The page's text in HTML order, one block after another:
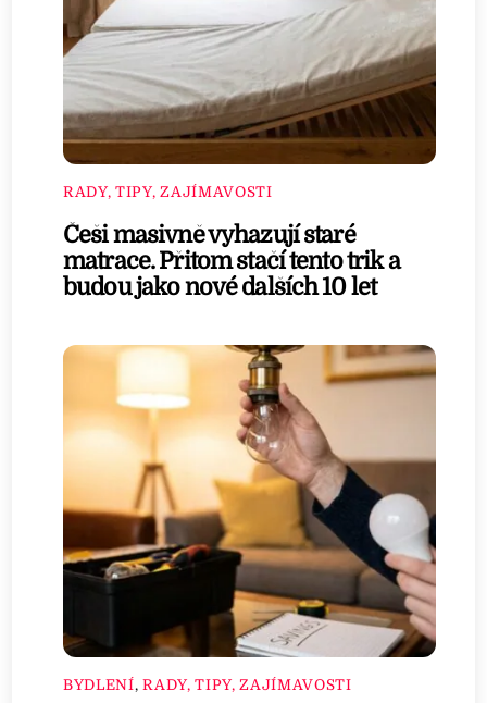
RADY, TIPY, ZAJÍMAVOSTI
Češi masivně vyhazují staré
matrace. Přitom stačí tento trik a
budou jako nové dalších 10 let
BYDLENÍ,RADY, TIPY, ZAJÍMAVOSTI